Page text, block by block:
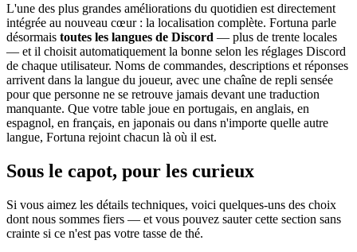
L'une des plus grandes améliorations du quotidien est directement
intégrée au nouveau cœur : la localisation complète. Fortuna parle
désormais toutes les langues de Discord — plus de trente locales
— et il choisit automatiquement la bonne selon les réglages Discord
de chaque utilisateur. Noms de commandes, descriptions et réponses
arrivent dans la langue du joueur, avec une chaîne de repli sensée
pour que personne ne se retrouve jamais devant une traduction
manquante. Que votre table joue en portugais, en anglais, en
espagnol, en français, en japonais ou dans n'importe quelle autre
langue, Fortuna rejoint chacun là où il est.
Sous le capot, pour les curieux
Si vous aimez les détails techniques, voici quelques-uns des choix
dont nous sommes fiers — et vous pouvez sauter cette section sans
crainte si ce n'est pas votre tasse de thé.